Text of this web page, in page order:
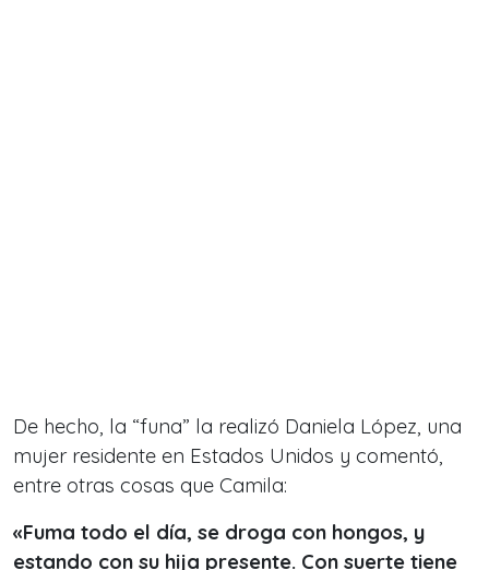
De hecho, la “funa” la realizó Daniela López, una
mujer residente en Estados Unidos y comentó,
entre otras cosas que Camila:
«Fuma todo el día, se droga con hongos, y
estando con su hija presente. Con suerte tiene